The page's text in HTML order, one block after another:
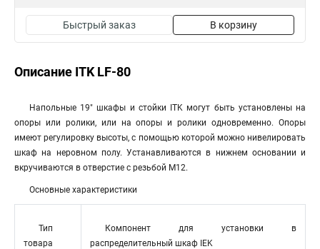
Быстрый заказ В корзину
Описание ITK LF-80
Напольные 19" шкафы и стойки ITK могут быть установлены на
опоры или ролики, или на опоры и ролики одновременно. Опоры
имеют регулировку высоты, с помощью которой можно нивелировать
шкаф на неровном полу. Устанавливаются в нижнем основании и
вкручиваются в отверстие с резьбой М12.
Основные характеристики
Тип
товара
Компонент для установки в
распределительный шкаф IEK